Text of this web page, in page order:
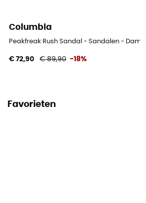
Columbia
Peakfreak Rush Sandal - Sandalen - Dames
€ 72,90 € 89,90 -18%
Favorieten